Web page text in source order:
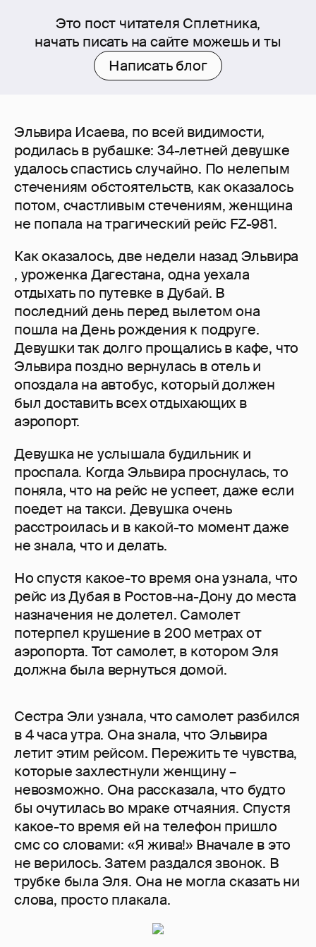
Это пост читателя Сплетника,
начать писать на сайте можешь и ты
Написать блог
Эльвира Исаева, по всей видимости,
родилась в рубашке: 34-летней девушке
удалось спастись случайно. По нелепым
стечениям обстоятельств, как оказалось
потом, счастливым стечениям, женщина
не попала на трагический рейс FZ-981.
Как оказалось, две недели назад Эльвира
, уроженка Дагестана, одна уехала
отдыхать по путевке в Дубай. В
последний день перед вылетом она
пошла на День рождения к подруге.
Девушки так долго прощались в кафе, что
Эльвира поздно вернулась в отель и
опоздала на автобус, который должен
был доставить всех отдыхающих в
аэропорт.
Девушка не услышала будильник и
проспала. Когда Эльвира проснулась, то
поняла, что на рейс не успеет, даже если
поедет на такси. Девушка очень
расстроилась и в какой-то момент даже
не знала, что и делать.
Но спустя какое-то время она узнала, что
рейс из Дубая в Ростов-на-Дону до места
назначения не долетел. Самолет
потерпел крушение в 200 метрах от
аэропорта. Тот самолет, в котором Эля
должна была вернуться домой.
Сестра Эли узнала, что самолет разбился
в 4 часа утра. Она знала, что Эльвира
летит этим рейсом. Пережить те чувства,
которые захлестнули женщину –
невозможно. Она рассказала, что будто
бы очутилась во мраке отчаяния. Спустя
какое-то время ей на телефон пришло
смс со словами: «Я жива!» Вначале в это
не верилось. Затем раздался звонок. В
трубке была Эля. Она не могла сказать ни
слова, просто плакала.